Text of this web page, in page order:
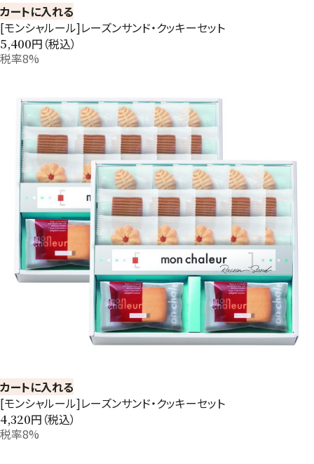
カートに入れる
[モンシャルール]レーズンサンド・クッキーセット
5,400円（税込）
税率8%
カートに入れる
[モンシャルール]レーズンサンド・クッキーセット
4,320円（税込）
税率8%